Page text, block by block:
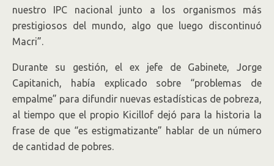
nuestro IPC nacional junto a los organismos más
prestigiosos del mundo, algo que luego discontinuó
Macri”.
Durante su gestión, el ex jefe de Gabinete, Jorge
Capitanich, había explicado sobre “problemas de
empalme” para difundir nuevas estadísticas de pobreza,
al tiempo que el propio Kicillof dejó para la historia la
frase de que “es estigmatizante” hablar de un número
de cantidad de pobres.